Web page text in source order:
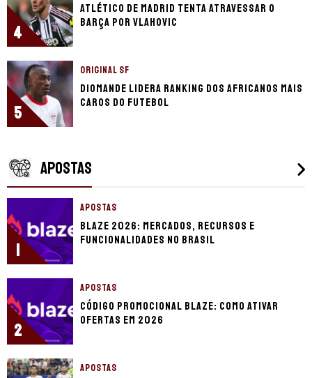
4
Atlético de Madrid tenta atravessar o
Barça por Vlahovic
5
ORIGINAL SF
Diomande lidera ranking dos africanos mais
caros do futebol
APOSTAS
1
APOSTAS
Blaze 2026: mercados, recursos e
funcionalidades no Brasil
2
APOSTAS
Código promocional Blaze: como ativar
ofertas em 2026
APOSTAS